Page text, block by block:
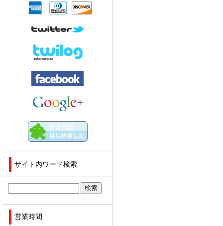
サイト内ワード検索
営業時間